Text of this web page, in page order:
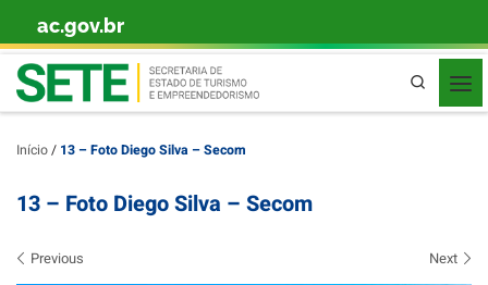
Skip to content
ac.gov.br
Pesquisa
Início/ 13 – Foto Diego Silva – Secom
13 – Foto Diego Silva – Secom
Images navigation
Previous Next